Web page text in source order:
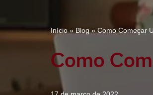
Início» Blog » Como Começar
Como